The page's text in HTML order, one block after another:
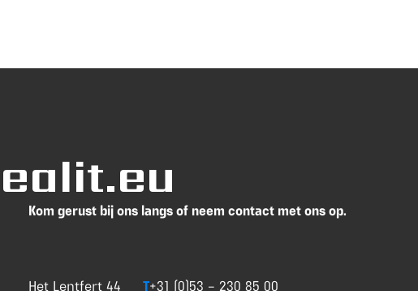
Kom gerust bij ons langs of neem contact met ons op.
Het Lentfert 44 T+31 (0)53 – 230 85 00